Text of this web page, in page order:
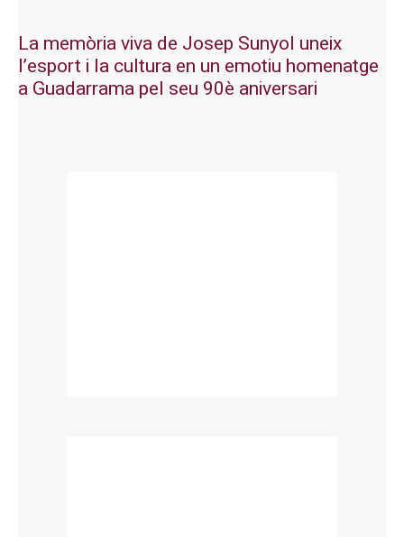
La memòria viva de Josep Sunyol uneix
l’esport i la cultura en un emotiu homenatge
a Guadarrama pel seu 90è aniversari